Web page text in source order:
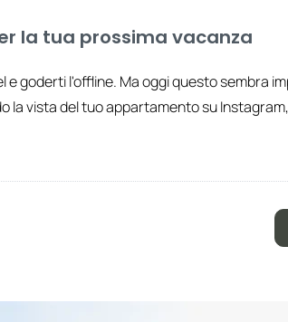
la tua prossima vacanza
goderti l'offline. Ma oggi questo sembra
la vista del tuo appartamento su